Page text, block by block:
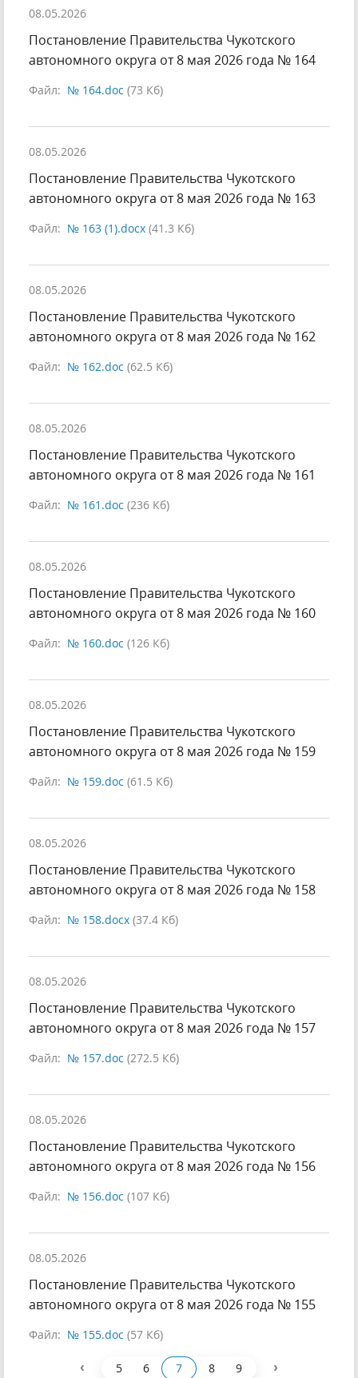
08.05.2026
Постановление Правительства Чукотского
автономного округа от 8 мая 2026 года № 164
Файл: № 164.doc (73 Кб)
08.05.2026
Постановление Правительства Чукотского
автономного округа от 8 мая 2026 года № 163
Файл: № 163 (1).docx (41.3 Кб)
08.05.2026
Постановление Правительства Чукотского
автономного округа от 8 мая 2026 года № 162
Файл: № 162.doc (62.5 Кб)
08.05.2026
Постановление Правительства Чукотского
автономного округа от 8 мая 2026 года № 161
Файл: № 161.doc (236 Кб)
08.05.2026
Постановление Правительства Чукотского
автономного округа от 8 мая 2026 года № 160
Файл: № 160.doc (126 Кб)
08.05.2026
Постановление Правительства Чукотского
автономного округа от 8 мая 2026 года № 159
Файл: № 159.doc (61.5 Кб)
08.05.2026
Постановление Правительства Чукотского
автономного округа от 8 мая 2026 года № 158
Файл: № 158.docx (37.4 Кб)
08.05.2026
Постановление Правительства Чукотского
автономного округа от 8 мая 2026 года № 157
Файл: № 157.doc (272.5 Кб)
08.05.2026
Постановление Правительства Чукотского
автономного округа от 8 мая 2026 года № 156
Файл: № 156.doc (107 Кб)
08.05.2026
Постановление Правительства Чукотского
автономного округа от 8 мая 2026 года № 155
Файл: № 155.doc (57 Кб)
‹ 5 6 7 8 9 ›